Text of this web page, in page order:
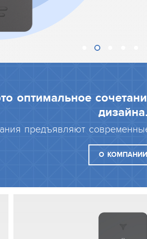
оптимальное
дизайна.
предъявляют
О КОМПАНИИ